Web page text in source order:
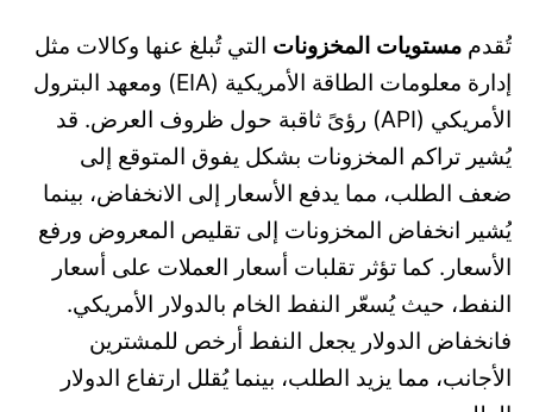
تُقدم مستويات المخزونات التي تُبلغ عنها وكالات مثل
إدارة معلومات الطاقة الأمريكية (EIA) ومعهد البترول
الأمريكي (API) رؤىً ثاقبة حول ظروف العرض. قد
يُشير تراكم المخزونات بشكل يفوق المتوقع إلى
ضعف الطلب، مما يدفع الأسعار إلى الانخفاض، بينما
يُشير انخفاض المخزونات إلى تقليص المعروض ورفع
الأسعار. كما تؤثر تقلبات أسعار العملات على أسعار
النفط، حيث يُسعّر النفط الخام بالدولار الأمريكي.
فانخفاض الدولار يجعل النفط أرخص للمشترين
الأجانب، مما يزيد الطلب، بينما يُقلل ارتفاع الدولار